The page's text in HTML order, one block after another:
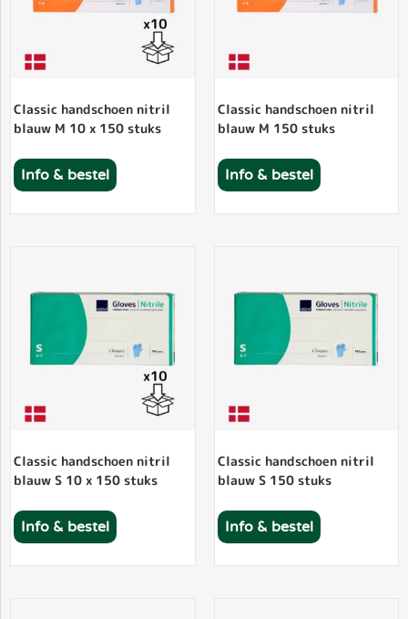
Classic handschoen nitril
blauw M 10 x 150 stuks
Info & bestel
Classic handschoen nitril
blauw M 150 stuks
Info & bestel
Classic handschoen nitril
blauw S 10 x 150 stuks
Info & bestel
Classic handschoen nitril
blauw S 150 stuks
Info & bestel